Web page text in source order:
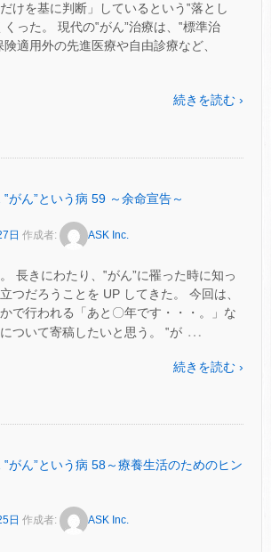
けを基に判断」しているという‟落とし
った。 現代の‟がん”治療は、‟標準治
適用外の先進医療や自由診療など、
続きを読む ›
がん”という病 59 ～余命宣告～
日 作成者: ASK Inc.
長きにわたり、‟がん”に罹った時に知っ
つだろうことを UP してきた。 今回は、
で行われる「あと〇年です・・・。」な
ついて寄稿したいと思う。 ‟が …
続きを読む ›
‟がん”という病 58～療養生活のためのヒン
日 作成者: ASK Inc.